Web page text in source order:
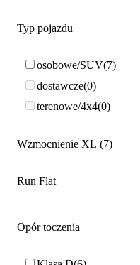
Typ pojazdu
osobowe/SUV 7
dostawcze 0
terenowe/4x4 0
Wzmocnienie XL 7
Run Flat
Opór toczenia